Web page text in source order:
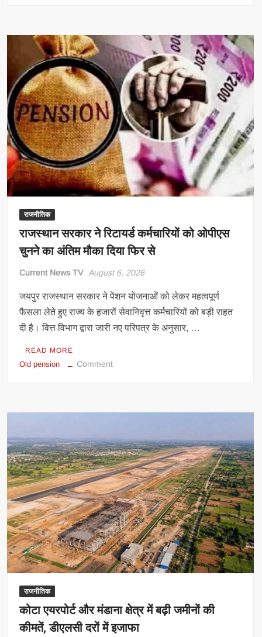
प्रदेश
कांग्रेस
के
महासचिव,
दतिया
उपचुनाव
में
अहम
भूमिका
का
मिला
राजनीतिक
राजस्थान सरकार ने रिटायर्ड कर्मचारियों को ओपीएस
चुनने का अंतिम मौका दिया फिर से
Current News TV August 6, 2026
जयपुर राजस्थान सरकार ने पेंशन योजनाओं को लेकर महत्वपूर्ण
फैसला लेते हुए राज्य के हजारों सेवानिवृत्त कर्मचारियों को बड़ी राहत
दी है। वित्त विभाग द्वारा जारी नए परिपत्र के अनुसार, …
READ MORE
Old pension Commenton
को
ओपीएस
चुनने
का
अंतिम
मौका
दिया
फिर
से
राजनीतिक
कोटा एयरपोर्ट और मंडाना क्षेत्र में बढ़ी जमीनों की
कीमतें, डीएलसी दरों में इजाफा